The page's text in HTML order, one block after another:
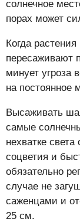
солнечное
порах может
Когда
пересаживают
минует угроза
на постоянное
Высаживать
самые
нехватке
соцветия и
обязательно
случае не
саженцами и
25 см.